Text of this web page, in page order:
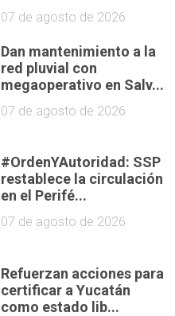
07 de agosto de 2026
Dan mantenimiento a la
red pluvial con
megaoperativo en Salv...
07 de agosto de 2026
#OrdenYAutoridad: SSP
restablece la circulación
en el Perifé...
07 de agosto de 2026
Refuerzan acciones para
certificar a Yucatán
como estado lib...